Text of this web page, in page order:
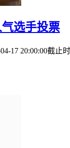
选手投票
20:00:00截止